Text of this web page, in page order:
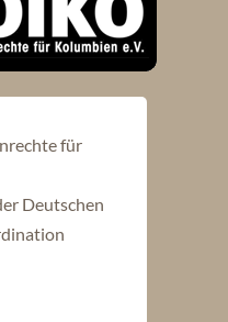
für
Deutschen